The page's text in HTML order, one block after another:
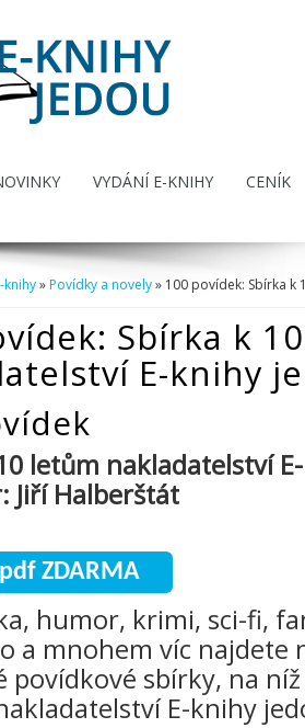
VYDÁNÍ E-KNIHY CENÍK
knihy»Povídky a novely» 100 povídek: Sbírka k
Sbírka k
E-knihy
letům nakladatelství
Jiří Halberštát
ZDARMA
humor, krimi, sci-fi,
a mnohem víc najdete
povídkové sbírky, na
E-knihy